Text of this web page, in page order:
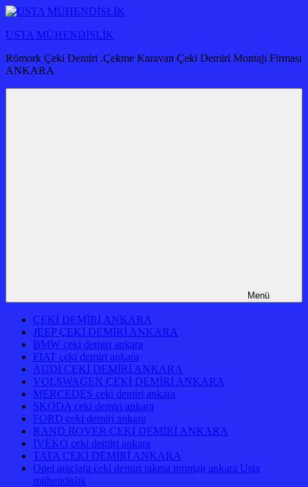
İçeriğe
USTA MÜHENDİSLİK
Römork Çeki Demiri .Çekme Karavan Çeki Demiri Montajı Firması
ANKARA
Menü
ÇEKİ DEMİRİ ANKARA
JEEP ÇEKİ DEMİRİ ANKARA
BMW çeki demiri ankara
FIAT çeki demiri ankara
AUDİ ÇEKİ DEMİRİ ANKARA
VOLSWAGEN ÇEKİ DEMİRİ ANKARA
MERCEDES çeki demiri ankara
SKODA çeki demiri ankara
FORD çeki demiri ankara
RAND ROVER ÇEKİ DEMİRİ ANKARA
IVEKO çeki demiri ankara
TATA ÇEKİ DEMİRİ ANKARA
Opel araçlara çeki demiri takma montajı ankara Usta
mühendislik